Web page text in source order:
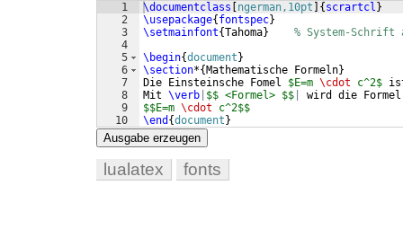
1
2
3
4
5
6
7
8
9
10
\documentclass ngerman,10pt { scrartcl }
\usepackage{ fontspec}
\setmainfont{Tahoma}
% System-Schrift
\begin{document }
\section*{ Mathematische Formeln}
Die Einsteinsche Fomel $E=m \cdot c^2$
Mit \verb $$ <Formel> $$
wird die
$$E=m \cdot c^2$$
\end {document }
Ausgabe erzeugen
lualatex fonts